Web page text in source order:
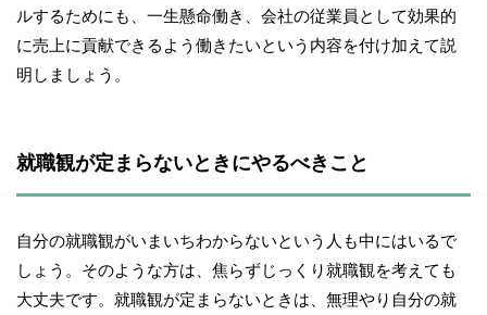
ルするためにも、一生懸命働き、会社の従業員として効果的
に売上に貢献できるよう働きたいという内容を付け加えて説
明しましょう。
就職観が定まらないときにやるべきこと
自分の就職観がいまいちわからないという人も中にはいるで
しょう。そのような方は、焦らずじっくり就職観を考えても
大丈夫です。就職観が定まらないときは、無理やり自分の就